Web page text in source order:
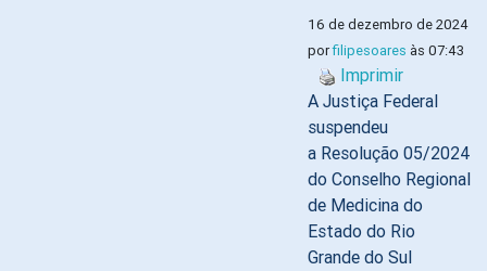
16 de dezembro de 2024
porfilipesoares às 07:43
Imprimir
A Justiça Federal
suspendeu
a Resolução 05/2024
do Conselho Regional
de Medicina do
Estado do Rio
Grande do Sul